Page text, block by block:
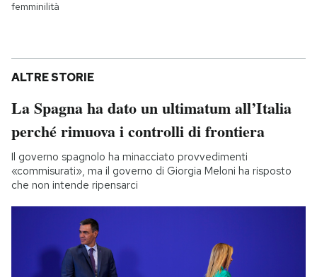
femminilità
ALTRE STORIE
La Spagna ha dato un ultimatum all’Italia
perché rimuova i controlli di frontiera
Il governo spagnolo ha minacciato provvedimenti
«commisurati», ma il governo di Giorgia Meloni ha risposto
che non intende ripensarci